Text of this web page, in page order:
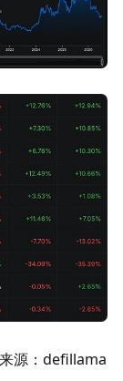
源：defillama